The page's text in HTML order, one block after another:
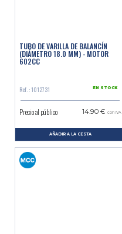
TUBO DE VARILLA DE BALANCÍN
(DIÁMETRO 18.0 MM) - MOTOR
602CC
Ref. : 1012731 EN STOCK
Precio al público 14.90 € con IVA
AÑADIR A LA CESTA